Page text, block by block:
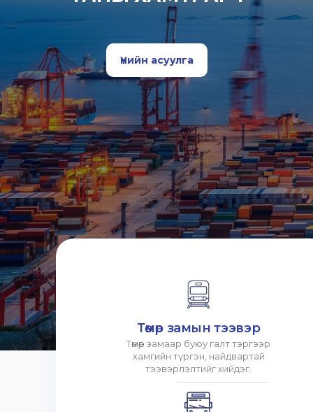
Үнийн асуулга
Төмөр замын тээвэр
Төмөр замаар буюу галт тэргээр
хамгийн түргэн, найдвартай
тээвэрлэлтийг хийдэг.